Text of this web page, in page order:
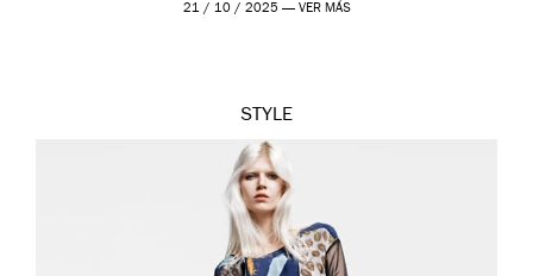
21 / 10 / 2025 — VER MÁS
STYLE